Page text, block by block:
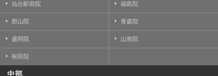
仙台駅前院 福島院
郡山院 青森院
盛岡院 山形院
秋田院
中部